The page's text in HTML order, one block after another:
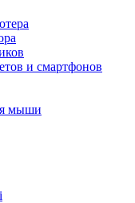
и смартфонов
мыши